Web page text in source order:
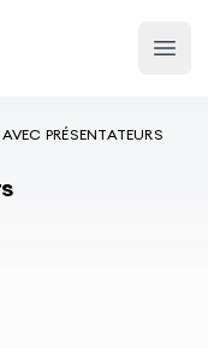
PRÉSENTATEURS